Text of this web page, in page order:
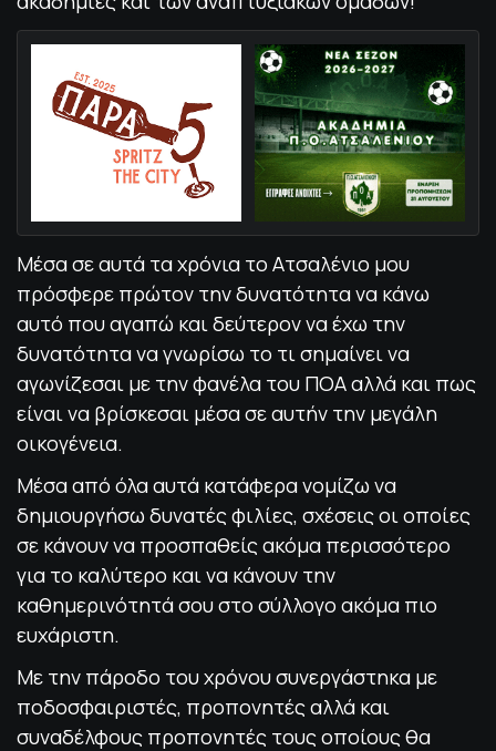
Μέσα σε αυτά τα χρόνια το Ατσαλένιο μου
πρόσφερε πρώτον την δυνατότητα να κάνω
αυτό που αγαπώ και δεύτερον να έχω την
δυνατότητα να γνωρίσω το τι σημαίνει να
αγωνίζεσαι με την φανέλα του ΠΟΑ αλλά και πως
είναι να βρίσκεσαι μέσα σε αυτήν την μεγάλη
οικογένεια.
Μέσα από όλα αυτά κατάφερα νομίζω να
δημιουργήσω δυνατές φιλίες, σχέσεις οι οποίες
σε κάνουν να προσπαθείς ακόμα περισσότερο
για το καλύτερο και να κάνουν την
καθημερινότητά σου στο σύλλογο ακόμα πιο
ευχάριστη.
Με την πάροδο του χρόνου συνεργάστηκα με
ποδοσφαιριστές, προπονητές αλλά και
συναδέλφους προπονητές τους οποίους θα